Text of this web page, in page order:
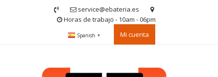
service@ebateria.es
Horas de trabajo - 10am - 06pm
Spanish ▼ Mi cuenta